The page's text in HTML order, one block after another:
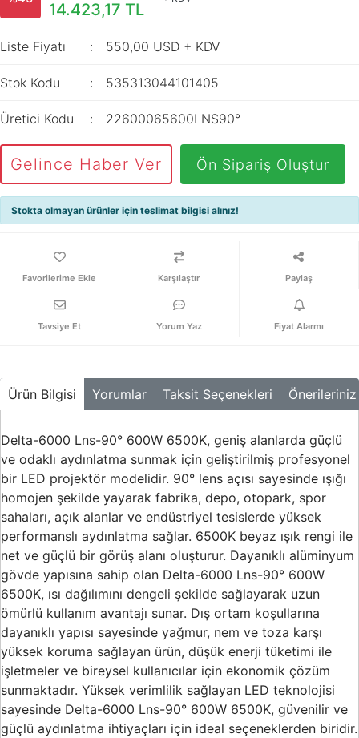
14.423,17 TL
Liste Fiyatı 550,00 USD + KDV
Stok Kodu 535313044101405
Üretici Kodu 22600065600LNS90°
Gelince Haber Ver Ön Sipariş Oluştur
Stokta olmayan ürünler için teslimat bilgisi alınız!
Karşılaştır Paylaş
Tavsiye Et Yorum Yaz Fiyat Alarmı
Ürün Bilgisi Yorumlar Taksit Seçenekleri Önerileriniz
Delta-6000 Lns-90° 600W 6500K, geniş alanlarda güçlü
ve odaklı aydınlatma sunmak için geliştirilmiş profesyonel
bir LED projektör modelidir. 90° lens açısı sayesinde ışığı
homojen şekilde yayarak fabrika, depo, otopark, spor
sahaları, açık alanlar ve endüstriyel tesislerde yüksek
performanslı aydınlatma sağlar. 6500K beyaz ışık rengi ile
net ve güçlü bir görüş alanı oluşturur. Dayanıklı alüminyum
gövde yapısına sahip olan Delta-6000 Lns-90° 600W
6500K, ısı dağılımını dengeli şekilde sağlayarak uzun
ömürlü kullanım avantajı sunar. Dış ortam koşullarına
dayanıklı yapısı sayesinde yağmur, nem ve toza karşı
yüksek koruma sağlayan ürün, düşük enerji tüketimi ile
işletmeler ve bireysel kullanıcılar için ekonomik çözüm
sunmaktadır. Yüksek verimlilik sağlayan LED teknolojisi
sayesinde Delta-6000 Lns-90° 600W 6500K, güvenilir ve
güçlü aydınlatma ihtiyaçları için ideal seçeneklerden biridir.
Aydınlatma
Darbe Akım
Kesiciler
Reaktörler
Aşırı Akım ve
SoftStarterler
Ürünleri
Zaman Saatleri
Ölçü Aletleri
Enerji
Analizörleri
Frekans
Konvertörleri
Motor Yönetim
Sistemleri
Haberleşme
Modülleri
Interface
Haberleşme
Modülleri
Pano
XLPE Kablolar
PV1F Solar
Kabloları
NYRY Kablolar
ve Prizler